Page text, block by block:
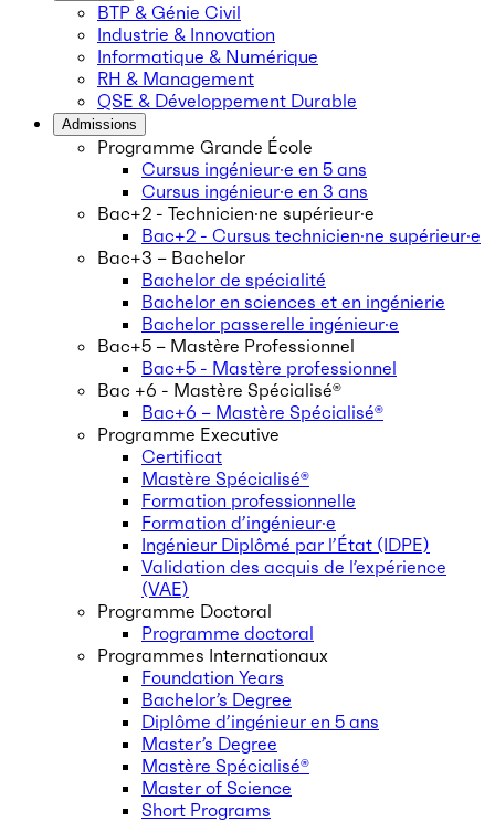
BTP & Génie Civil
Industrie & Innovation
Informatique & Numérique
RH & Management
QSE & Développement Durable
Admissions
Programme Grande École
Cursus ingénieur·e en 5 ans
Cursus ingénieur·e en 3 ans
Bac+2 - Technicien·ne supérieur·e
Bac+2 - Cursus technicien·ne supérieur·e
Bac+3 – Bachelor
Bachelor de spécialité
Bachelor en sciences et en ingénierie
Bachelor passerelle ingénieur·e
Bac+5 – Mastère Professionnel
Bac+5 - Mastère professionnel
Bac +6 - Mastère Spécialisé®
Bac+6 – Mastère Spécialisé®
Programme Executive
Certificat
Mastère Spécialisé®
Formation professionnelle
Formation d’ingénieur·e
Ingénieur Diplômé par l’État (IDPE)
Validation des acquis de l’expérience
(VAE)
Programme Doctoral
Programme doctoral
Programmes Internationaux
Foundation Years
Bachelor’s Degree
Diplôme d’ingénieur en 5 ans
Master’s Degree
Mastère Spécialisé®
Master of Science
Short Programs